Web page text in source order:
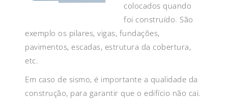
colocados quando
foi construído. São
exemplo os pilares, vigas, fundações,
pavimentos, escadas, estrutura da cobertura,
etc.
Em caso de sismo, é importante a qualidade da
construção, para garantir que o edifício não cai.